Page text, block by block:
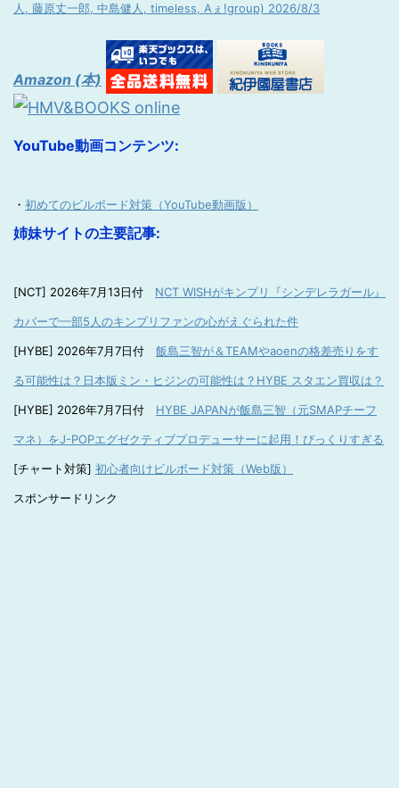
人, 藤原丈一郎, 中島健人, timeless, Aぇ!group) 2026/8/3
Amazon (本)
YouTube動画コンテンツ:
・ 初めてのビルボード対策（YouTube動画版）
姉妹サイトの主要記事:
[NCT] 2026年7月13日付 NCT WISHがキンプリ『シンデレラガール』
カバーで一部5人のキンプリファンの心がえぐられた件
[HYBE] 2026年7月7日付 飯島三智が＆TEAMやaoenの格差売りをす
る可能性は？日本版ミン・ヒジンの可能性は？HYBE スタエン買収は？
[HYBE] 2026年7月7日付 HYBE JAPANが飯島三智（元SMAPチーフ
マネ）をJ-POPエグゼクティブプロデューサーに起用！びっくりすぎる
[チャート対策] 初心者向けビルボード対策（Web版）
スポンサードリンク